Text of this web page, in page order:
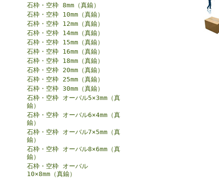
石枠・空枠 8mm（真鍮）
石枠・空枠 10mm（真鍮）
石枠・空枠 12mm（真鍮）
石枠・空枠 14mm（真鍮）
石枠・空枠 15mm（真鍮）
石枠・空枠 16mm（真鍮）
石枠・空枠 18mm（真鍮）
石枠・空枠 20mm（真鍮）
石枠・空枠 25mm（真鍮）
石枠・空枠 30mm（真鍮）
石枠・空枠 オーバル5×3mm（真
鍮）
石枠・空枠 オーバル6×4mm（真
鍮）
石枠・空枠 オーバル7×5mm（真
鍮）
石枠・空枠 オーバル8×6mm（真
鍮）
石枠・空枠 オーバル
10×8mm（真鍮）